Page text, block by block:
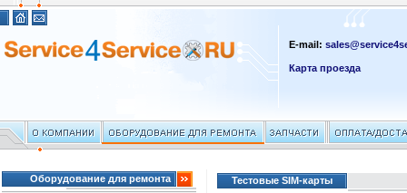
E-mail:
Карта проезда
Оборудование для ремонта
Тестовые SIM-карты